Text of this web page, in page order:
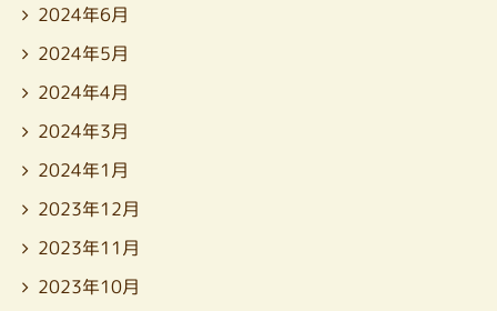
2024年6月
2024年5月
2024年4月
2024年3月
2024年1月
2023年12月
2023年11月
2023年10月